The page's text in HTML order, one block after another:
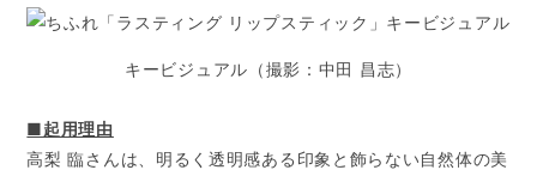
キービジュアル（撮影：中田 昌志）
■起用理由
高梨 臨さんは、明るく透明感ある印象と飾らない自然体の美